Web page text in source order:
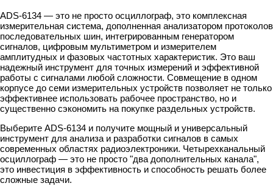
ADS-6134 — это не просто осциллограф, это комплексная
измерительная система, дополненная анализатором протоколов
последовательных шин, интегрированным генератором
сигналов, цифровым мультиметром и измерителем
амплитудных и фазовых частотных характеристик. Это ваш
надежный инструмент для точных измерений и эффективной
работы с сигналами любой сложности. Совмещение в одном
корпусе до семи измерительных устройств позволяет не только
эффективнее использовать рабочее пространство, но и
существенно сэкономить на покупке раздельных устройств.
Выберите ADS-6134 и получите мощный и универсальный
инструмент для анализа и разработки сигналов в самых
современных областях радиоэлектроники. Четырехканальный
осциллограф — это не просто "два дополнительных канала",
это инвестиция в эффективность и способность решать более
сложные задачи.